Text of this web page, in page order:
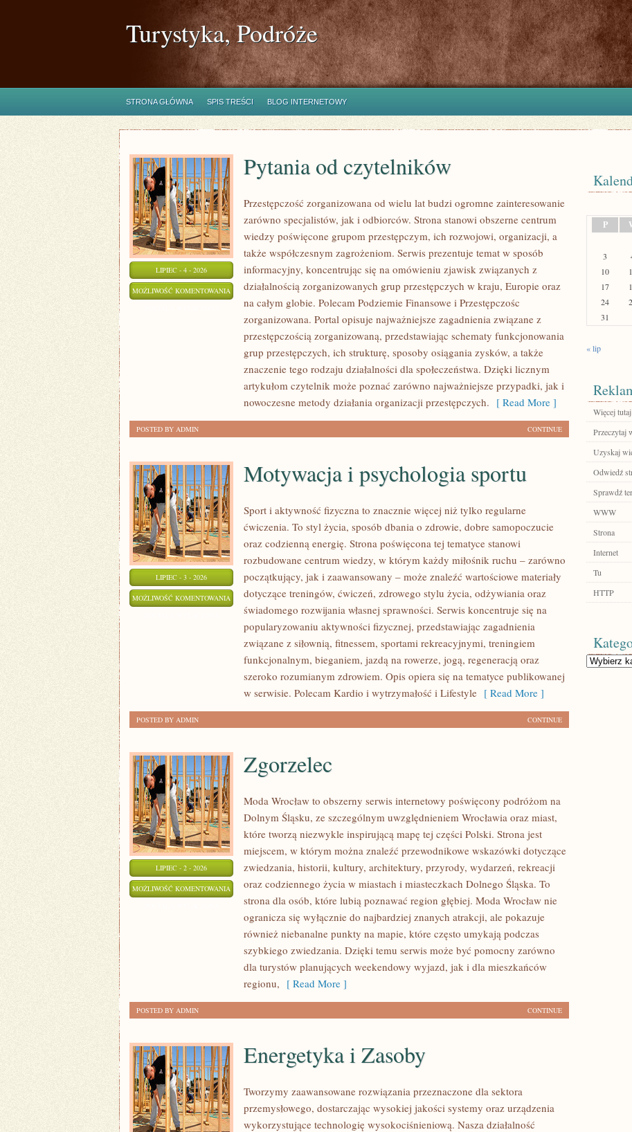
Turystyka, Podróże
STRONA GŁÓWNA SPIS TREŚCI BLOG INTERNETOWY
LIPIEC - 4 - 2026
MOŻLIWOŚĆ KOMENTOWANIA PYTANIA
CZYTELNIKÓW
Pytania od czytelników
Przestępczość zorganizowana od wielu lat budzi ogromne zainteresowanie
zarówno specjalistów, jak i odbiorców. Strona stanowi obszerne centrum
wiedzy poświęcone grupom przestępczym, ich rozwojowi, organizacji, a
także współczesnym zagrożeniom. Serwis prezentuje temat w sposób
informacyjny, koncentrując się na omówieniu zjawisk związanych z
działalnością zorganizowanych grup przestępczych w kraju, Europie oraz
na całym globie. Polecam Podziemie Finansowe i Przestępczośc
zorganizowana. Portal opisuje najważniejsze zagadnienia związane z
przestępczością zorganizowaną, przedstawiając schematy funkcjonowania
grup przestępczych, ich strukturę, sposoby osiągania zysków, a także
znaczenie tego rodzaju działalności dla społeczeństwa. Dzięki licznym
artykułom czytelnik może poznać zarówno najważniejsze przypadki, jak i
nowoczesne metody działania organizacji przestępczych. [ Read More ]
CONTINUE
POSTED BY ADMIN
LIPIEC - 3 - 2026
MOŻLIWOŚĆ KOMENTOWANIA MOTYWACJA
PSYCHOLOGIA
SPORTU
Motywacja i psychologia sportu
Sport i aktywność fizyczna to znacznie więcej niż tylko regularne
ćwiczenia. To styl życia, sposób dbania o zdrowie, dobre samopoczucie
oraz codzienną energię. Strona poświęcona tej tematyce stanowi
rozbudowane centrum wiedzy, w którym każdy miłośnik ruchu – zarówno
początkujący, jak i zaawansowany – może znaleźć wartościowe materiały
dotyczące treningów, ćwiczeń, zdrowego stylu życia, odżywiania oraz
świadomego rozwijania własnej sprawności. Serwis koncentruje się na
popularyzowaniu aktywności fizycznej, przedstawiając zagadnienia
związane z siłownią, fitnessem, sportami rekreacyjnymi, treningiem
funkcjonalnym, bieganiem, jazdą na rowerze, jogą, regeneracją oraz
szeroko rozumianym zdrowiem. Opis opiera się na tematyce publikowanej
w serwisie. Polecam Kardio i wytrzymałość i Lifestyle [ Read More ]
CONTINUE
POSTED BY ADMIN
LIPIEC - 2 - 2026
MOŻLIWOŚĆ KOMENTOWANIA ZGORZELEC
Zgorzelec
Moda Wrocław to obszerny serwis internetowy poświęcony podróżom na
Dolnym Śląsku, ze szczególnym uwzględnieniem Wrocławia oraz miast,
które tworzą niezwykle inspirującą mapę tej części Polski. Strona jest
miejscem, w którym można znaleźć przewodnikowe wskazówki dotyczące
zwiedzania, historii, kultury, architektury, przyrody, wydarzeń, rekreacji
oraz codziennego życia w miastach i miasteczkach Dolnego Śląska. To
strona dla osób, które lubią poznawać region głębiej. Moda Wrocław nie
ogranicza się wyłącznie do najbardziej znanych atrakcji, ale pokazuje
również niebanalne punkty na mapie, które często umykają podczas
szybkiego zwiedzania. Dzięki temu serwis może być pomocny zarówno
dla turystów planujących weekendowy wyjazd, jak i dla mieszkańców
regionu, [ Read More ]
CONTINUE
POSTED BY ADMIN
Energetyka i Zasoby
Tworzymy zaawansowane rozwiązania przeznaczone dla sektora
przemysłowego, dostarczając wysokiej jakości systemy oraz urządzenia
wykorzystujące technologię wysokociśnieniową. Nasza działalność
P
3
10
17
24
31
« lip
Więcej tutaj
Przeczytaj
Uzyskaj
Odwiedź
Sprawdź
WWW
Strona
Internet
Tu
HTTP
Kategorie